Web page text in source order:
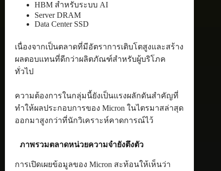
HBM สำหรับระบบ AI
Server DRAM
Data Center SSD
เนื่องจากเป็นตลาดที่มีอัตราการเติบโตสูงและสร้าง
ผลตอบแทนที่ดีกว่าผลิตภัณฑ์สำหรับผู้บริโภค
ทั่วไป
ความต้องการในกลุ่มนี้ยังเป็นแรงผลักดันสำคัญที่
ทำให้ผลประกอบการของ Micron ในไตรมาสล่าสุด
ออกมาสูงกว่าที่นักวิเคราะห์คาดการณ์ไว้
ภาพรวมตลาดหน่วยความจำยังตึงตัว
การเปิดเผยข้อมูลของ Micron สะท้อนให้เห็นว่า